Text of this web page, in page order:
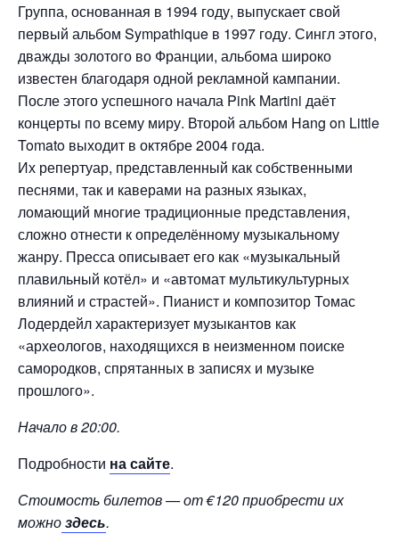
Группа, основанная в 1994 году, выпускает свой
первый альбом Sympathique в 1997 году. Сингл этого,
дважды золотого во Франции, альбома широко
известен благодаря одной рекламной кампании.
После этого успешного начала Pink Martini даёт
концерты по всему миру. Второй альбом Hang on Little
Tomato выходит в октябре 2004 года.
Их репертуар, представленный как собственными
песнями, так и каверами на разных языках,
ломающий многие традиционные представления,
сложно отнести к определённому музыкальному
жанру. Пресса описывает его как «музыкальный
плавильный котёл» и «автомат мультикультурных
влияний и страстей». Пианист и композитор Томас
Лодердейл характеризует музыкантов как
«археологов, находящихся в неизменном поиске
самородков, спрятанных в записях и музыке
прошлого».
Начало в 20:00.
Подробности на сайте.
Стоимость билетов — от €120 приобрести их
можноздесь.